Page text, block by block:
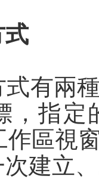
式
有兩
，指定
區視
建立